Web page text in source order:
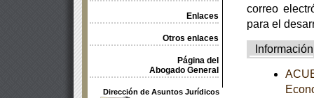
Enlaces
Otros enlaces
Página del
Abogado General
Dirección de Asuntos Jurídicos
correo
para el
Información